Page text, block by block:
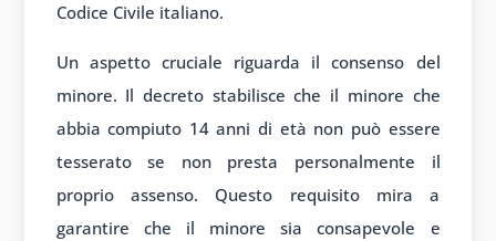
Codice Civile italiano.
Un aspetto cruciale riguarda il consenso del
minore. Il decreto stabilisce che il minore che
abbia compiuto 14 anni di età non può essere
tesserato se non presta personalmente il
proprio assenso. Questo requisito mira a
garantire che il minore sia consapevole e